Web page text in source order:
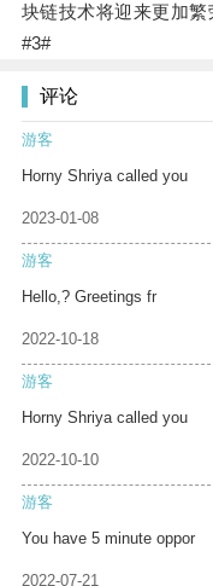
块链技术将迎来更加繁
#3#
评论
游客
Horny Shriya called you
2023-01-08
游客
Hello,? Greetings fr
2022-10-18
游客
Horny Shriya called you
2022-10-10
游客
You have 5 minute oppor
2022-07-21